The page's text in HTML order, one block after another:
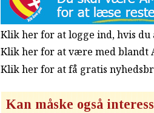
Klik her for at logge ind, hvis du
Klik her for at være med blandt
Klik her for at få gratis
Kan måske også